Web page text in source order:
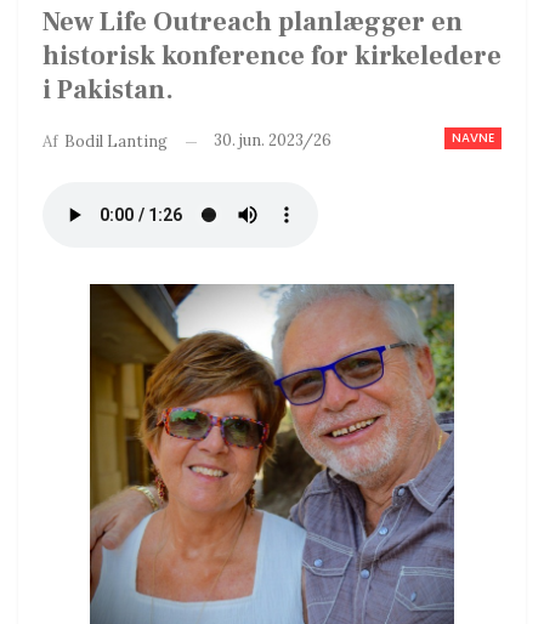
New Life Outreach planlægger en
historisk konference for kirkeledere
i Pakistan.
NAVNE
Af Bodil Lanting 30. jun. 2023/26